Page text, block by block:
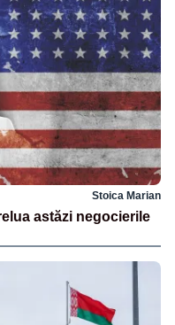
Stoica Marian
astăzi negocierile